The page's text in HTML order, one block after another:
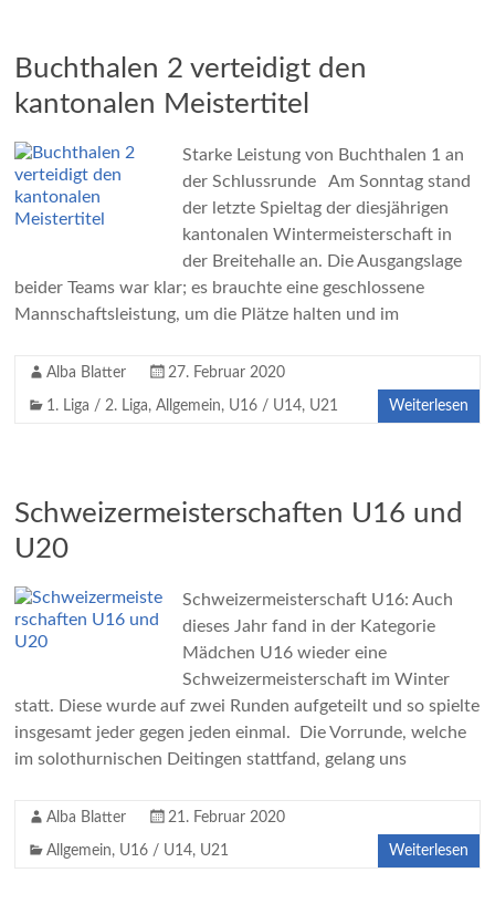
Buchthalen 2 verteidigt den
kantonalen Meistertitel
Starke Leistung von Buchthalen 1 an
der Schlussrunde Am Sonntag stand
der letzte Spieltag der diesjährigen
kantonalen Wintermeisterschaft in
der Breitehalle an. Die Ausgangslage
beider Teams war klar; es brauchte eine geschlossene
Mannschaftsleistung, um die Plätze halten und im
Alba Blatter 27. Februar 2020
1. Liga / 2. Liga,Allgemein, U16 / U14, U21 Weiterlesen
Schweizermeisterschaften U16 und
U20
Schweizermeisterschaft U16: Auch
dieses Jahr fand in der Kategorie
Mädchen U16 wieder eine
Schweizermeisterschaft im Winter
statt. Diese wurde auf zwei Runden aufgeteilt und so spielte
insgesamt jeder gegen jeden einmal. Die Vorrunde, welche
im solothurnischen Deitingen stattfand, gelang uns
Alba Blatter 21. Februar 2020
Allgemein, U16 / U14, U21 Weiterlesen